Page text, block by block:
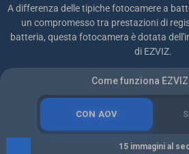
A differenza delle tipiche fotocamere a
un compromesso tra prestazioni di
batteria, questa fotocamera è dotata
di EZVIZ.
Come funziona EZVIZ
CON AOV
15 immagini al